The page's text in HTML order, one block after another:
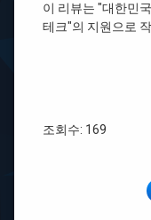
이 리뷰는 "대한민
테크"의 지원으로
조회수: 169